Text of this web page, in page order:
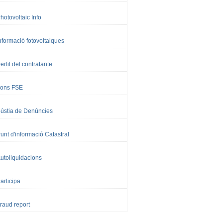
Info
fotovoltaiques
del contratante
FSE
de Denúncies
d'informació Catastral
report